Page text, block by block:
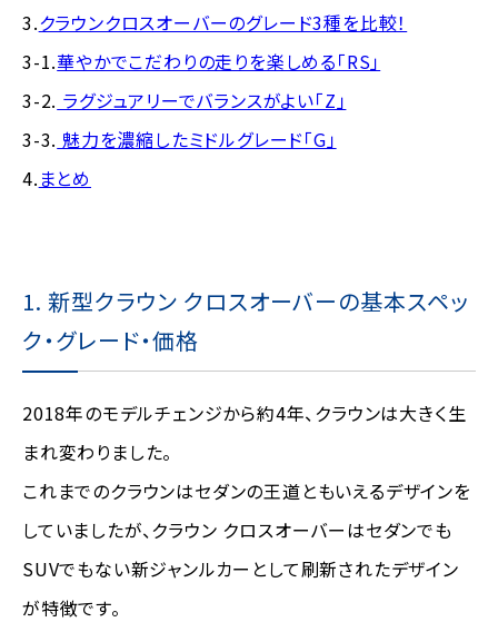
3.クラウンクロスオーバーのグレード3種を比較！
3-1.華やかでこだわりの走りを楽しめる「RS」
3-2. ラグジュアリーでバランスがよい「Z」
3-3. 魅力を濃縮したミドルグレード「G」
4. まとめ
1. 新型クラウン クロスオーバーの基本スペッ
ク・グレード・価格
2018年のモデルチェンジから約4年、クラウンは大きく生
まれ変わりました。
これまでのクラウンはセダンの王道ともいえるデザインを
していましたが、クラウン クロスオーバーはセダンでも
SUVでもない新ジャンルカーとして刷新されたデザイン
が特徴です。